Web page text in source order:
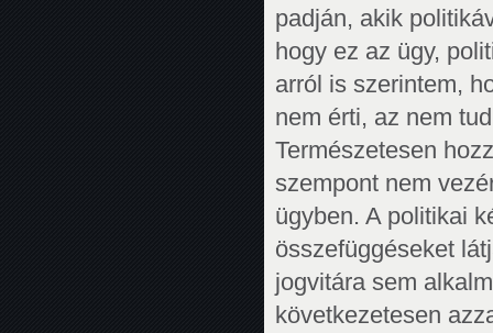
padján, akik
hogy ez az ügy,
arról is szerintem,
nem érti, az nem
Természetesen
szempont nem
ügyben. A politikai
összefüggéseket
jogvitára sem
következetesen